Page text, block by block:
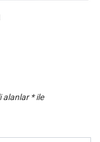
Önemi
alanlar*ile